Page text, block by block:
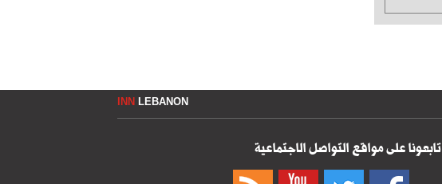
INN LEBANON
تابعونا على مواقع التواصل الاجتماعية